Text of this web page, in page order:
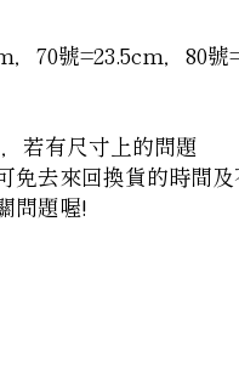
70號=23.5cm，80
若有尺寸上的問題
免去來回換貨的時間
問題喔!